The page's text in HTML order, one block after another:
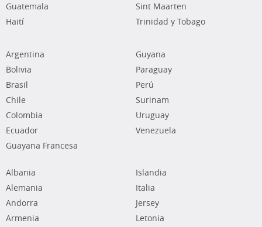
Guatemala
Haití
Sint Maarten
Trinidad y Tobago
Argentina
Bolivia
Brasil
Chile
Colombia
Ecuador
Guayana Francesa
Guyana
Paraguay
Perú
Surinam
Uruguay
Venezuela
Albania
Alemania
Andorra
Armenia
Islandia
Italia
Jersey
Letonia